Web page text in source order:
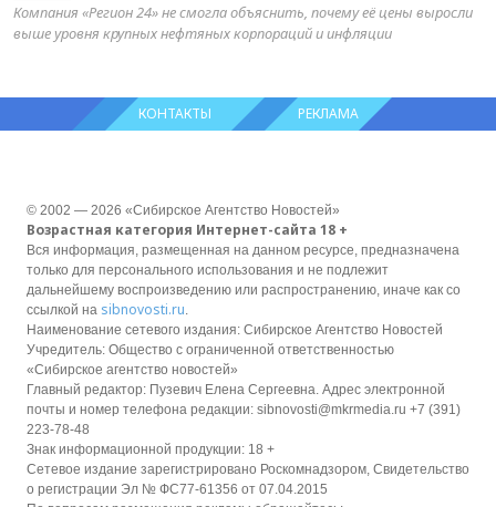
Компания «Регион 24» не смогла объяснить, почему её цены выросли
выше уровня крупных нефтяных корпораций и инфляции
КОНТАКТЫ РЕКЛАМА
© 2002 — 2026 «Сибирское Агентство Новостей»
Возрастная категория Интернет-сайта 18 +
Вся информация, размещенная на данном ресурсе, предназначена
только для персонального использования и не подлежит
дальнейшему воспроизведению или распространению, иначе как со
ссылкой на sibnovosti.ru
Наименование сетевого издания: Сибирское Агентство Новостей
Учредитель: Общество с ограниченной ответственностью
«Сибирское агентство новостей»
Главный редактор: Пузевич Елена Сергеевна. Адрес электронной
почты и номер телефона редакции: sibnovosti@mkrmedia.ru +7 (391)
223-78-48
Знак информационной продукции: 18 +
Сетевое издание зарегистрировано Роскомнадзором, Свидетельство
о регистрации Эл № ФС77-61356 от 07.04.2015